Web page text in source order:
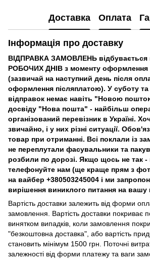
Доставка Оплата
Інформація про доставку
ВІДПРАВКА ЗАМОВЛЕНЬ відбувається
РОБОЧИХ ДНІВ з моменту оформлення
(зазвичай на наступний день після
оформлення післяплатою). У суботу та
відправок немає навіть "Новою
досвіду "Нова пошта" - найбільш
організований перевізник в Україні.
звичайно, і у них різні ситуації.
товар при отриманні. Всі поклали із
не переплутали фасувальники та
розбили по дорозі. Якщо щось не так -
телефонуйте нам (ще краще прям з
на вайбер +380503245004 і ми
вирішення виниклого питання на вашу
Вартість доставки залежить від форми
замовлення. Вартість доставки покриває
винятком випадків, коли замовлення
"безкоштовна доставка", або вартість
становить мінімум 1500 грн. Поточні
залежності від форми платежу та ваги